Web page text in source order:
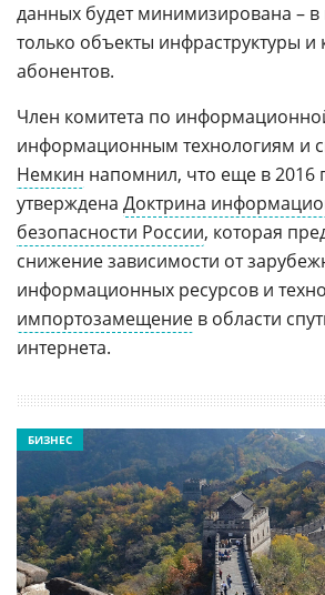
данных будет минимизирована – в
только объекты инфраструктуры и
абонентов.
Член комитета по
информационным технологиям и
Немкин напомнил, что еще в 2016
утверждена Доктрина
безопасности России, которая
снижение зависимости от
информационных ресурсов и
импортозамещение в области
интернета.
БИЗНЕС